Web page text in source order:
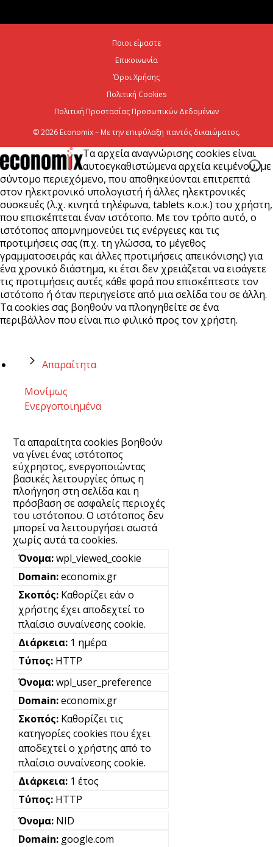
6 Αυγούστου 2026
Viohalco: Ισχυρές επιδόσεις το πρώτο εξάμηνο του
Ποιοι είμαστε
Επικοινωνία
Όροι Χρήσης
Πολιτική Cookies
Πολιτική Προστασίας Προσωπικών Δεδομένων
© 2026 Economix – Με την επιφύλαξη παντός δικαιώματος.
Τα αρχεία αναγνώρισης cookies είναι
αυτοεγκαθιστώμενα αρχεία κειμένου, με
σύντομο περιεχόμενο, που αποθηκεύονται επιτρεπτά
στον ηλεκτρονικό υπολογιστή ή άλλες ηλεκτρονικές
συσκευές (λ.χ. κινητά τηλέφωνα, tablets κ.ο.κ.) του χρήστη,
που επισκέπτεται έναν ιστότοπο. Με τον τρόπο αυτό, ο
ιστότοπος απομνημονεύει τις ενέργειες και τις
προτιμήσεις σας (π.χ. τη γλώσσα, το μέγεθος
γραμματοσειράς και άλλες προτιμήσεις απεικόνισης) για
ένα χρονικό διάστημα, κι έτσι δεν χρειάζεται να εισάγετε
τις προτιμήσεις αυτές κάθε φορά που επισκέπτεστε τον
ιστότοπο ή όταν περιηγείστε από μια σελίδα του σε άλλη.
Τα cookies σας βοηθούν να πλοηγηθείτε σε ένα
περιβάλλον που είναι πιο φιλικό προς τον χρήστη.
Απαραίτητα
Μονίμως
Ενεργοποιημένα
Τα απαραίτητα cookies βοηθούν
να γίνει ένας ιστότοπος
εύχρηστος, ενεργοποιώντας
βασικές λειτουργίες όπως η
πλοήγηση στη σελίδα και η
πρόσβαση σε ασφαλείς περιοχές
του ιστότοπου. Ο ιστότοπος δεν
μπορεί να λειτουργήσει σωστά
χωρίς αυτά τα cookies.
wpl_viewed_cookie
economix.gr
Καθορίζει εάν ο
χρήστης έχει αποδεχτεί το
πλαίσιο συναίνεσης cookie.
1 ημέρα
HTTP
wpl_user_preference
economix.gr
Καθορίζει τις
κατηγορίες cookies που έχει
αποδεχτεί ο χρήστης από το
πλαίσιο συναίνεσης cookie.
1 έτος
HTTP
NID
google.com